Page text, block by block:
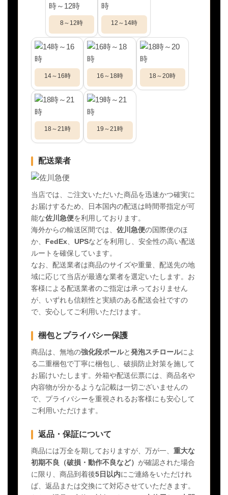
8～12時 12～14時
14～16時 16～18時 18～20時
18～21時 19～21時
配送業者
当店では、ご注文いただいた商品を迅速かつ確実に
お届けするため、日本国内の配送は時間帯指定が可
能な佐川急便を利用しております。
海外からの輸送区間では、 佐川急便の国際便のほ
か、 FedEx UPSなどを利用し、安全性の高い配送
ルートを確保しています。
なお、配送業者は商品のサイズや重量、配送先の地
域に応じて当店が最適な業者を選定いたします。お
客様による配送業者のご指定は承っておりません
が、いずれも信頼性と実績のある配送会社ですの
で、安心してご利用いただけます。
梱包とプライバシー保護
商品は、無地の強化段ボールと発泡スチロールによ
る二重梱包で丁寧に梱包し、破損防止対策を施して
お届けいたします。外箱や配送伝票には、商品名や
内容物が分かるような記載は一切ございませんの
で、プライバシーを重視されるお客様にも安心して
ご利用いただけます。
返品・保証について
商品には万全を期しておりますが、万が一、 重大な
初期不良（破損・動作不良など） が確認された場合
に限り、商品到着後5日以内にご連絡をいただけれ
ば、返品または交換にて対応させていただきます。